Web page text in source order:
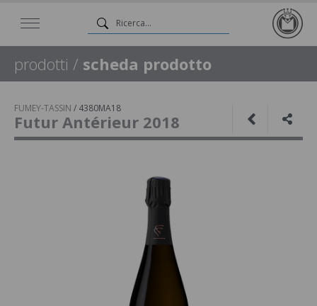
prodotti / scheda prodotto
FUMEY-TASSIN / 4380MA18
Futur Antérieur 2018